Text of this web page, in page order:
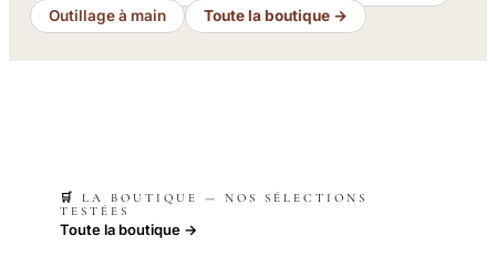
Outillage à main
Toute la boutique →
🛒 LA BOUTIQUE — NOS SÉLECTIONS
TESTÉES
Toute la boutique →